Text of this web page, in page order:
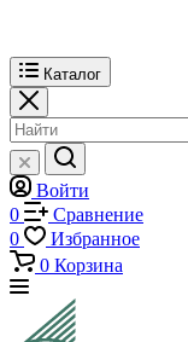
Каталог
Войти
0
Сравнение
0
Избранное
0 Корзина